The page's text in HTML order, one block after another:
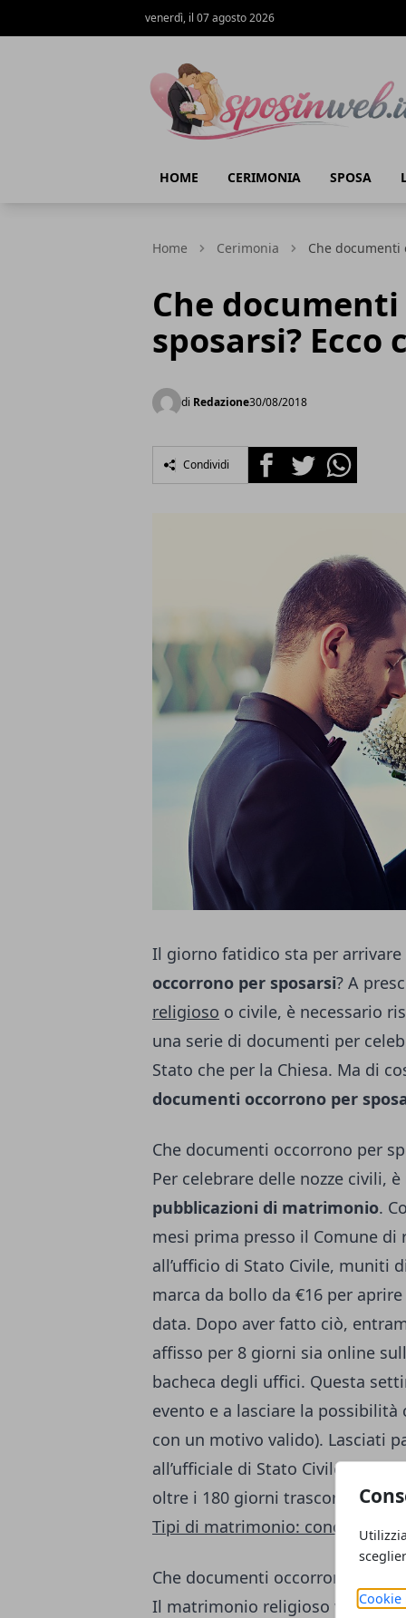
Cookie
venerdì, il 07 agosto 2026
HOME CERIMONIA SPOSA
Home Cerimonia Che documenti
Che
sposarsi? Ecco
di Redazione30/08/2018
Condividi FacebookTwitterWhatsapp
Il giorno fatidico sta per
occorrono per sposarsi? A
religioso o civile, è necessario
una serie di documenti per
Stato che per la Chiesa. Ma di
documenti occorrono per
Che documenti occorrono per
Per celebrare delle nozze civili,
pubblicazioni di matrimonio.
mesi prima presso il Comune di
all’ufficio di Stato Civile, muniti
marca da bollo da €16 per
data. Dopo aver fatto ciò,
affisso per 8 giorni sia online
bacheca degli uffici. Questa
evento e a lasciare la
con un motivo valido). Lasciati
all’ufficiale di Stato Civile.
oltre i 180 giorni trascorsi,
Tipi di matrimonio:
Che documenti occorrono per
Il matrimonio religioso viene